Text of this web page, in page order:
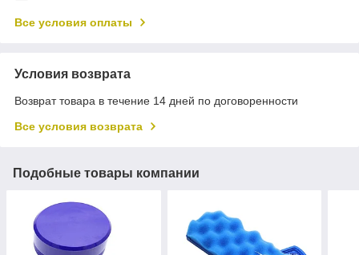
Все условия оплаты
Условия возврата
Возврат товара в течение 14 дней по договоренности
Все условия возврата
Подобные товары компании